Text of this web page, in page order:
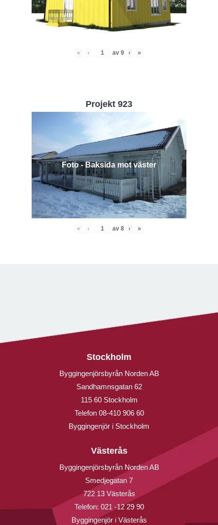
« ‹ av 9 › »
Projekt 923
Foto - Baksida mot väster
« ‹ av 8 › »
Stockholm
Byggingenjörsbyrån Norden AB
Sandhamnsgatan 62
115 60 Stockholm
Telefon 08-410 906 60
Byggingenjör i Stockholm
Västerås
Byggingenjörsbyrån Norden AB
Smedjegatan 7
722 13 Västerås
Telefon: 021 -12 29 90
Byggingenjör i Västerås